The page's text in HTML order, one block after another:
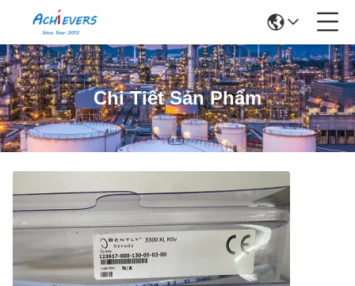
Chi Tiết Sản Phẩm